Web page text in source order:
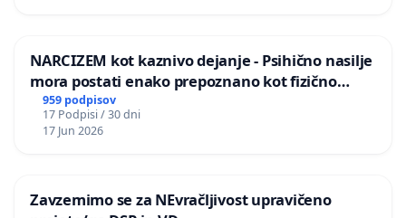
NARCIZEM kot kaznivo dejanje - Psihično nasilje
mora postati enako prepoznano kot fizično
nasilje
959 podpisov
17 Podpisi / 30 dni
17 Jun 2026
Zavzemimo se za NEvračljivost upravičeno